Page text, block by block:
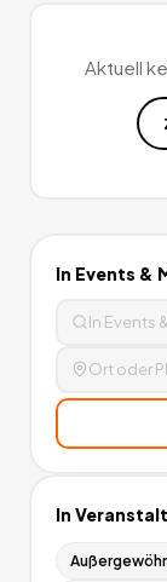
Aktuell
In Events &
In